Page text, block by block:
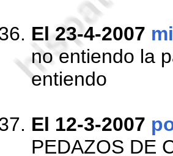
El 23-4-2007
no entiendo la
entiendo
El 12-3-2007
PEDAZOS DE